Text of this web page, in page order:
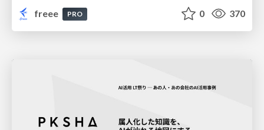
freee
PRO 0 370